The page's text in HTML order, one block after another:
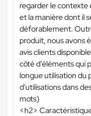
regarder le contexte
et la manière dont il
déforablement.
produit, nous avons
avis clients
côté d'éléments qui
longue utilisation du
d'utilisations dans
mots)
<h2>